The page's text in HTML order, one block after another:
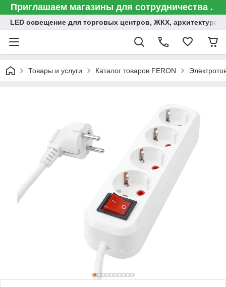
Приглашаем магазины для сотрудничества .
LED освещение для торговых центров, ЖКХ,
Товары и услуги Каталог товаров FERON